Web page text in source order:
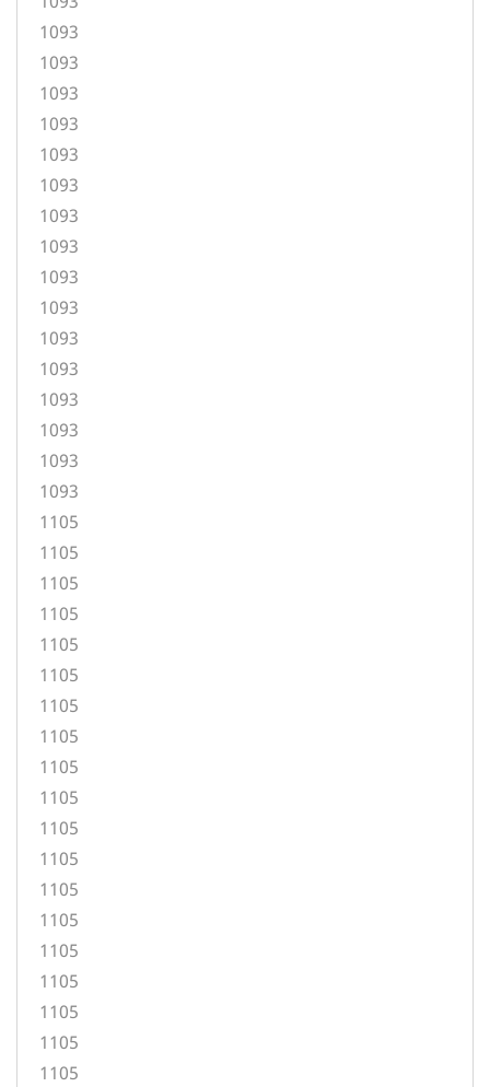
1093
1093
1093
1093
1093
1093
1093
1093
1093
1093
1093
1093
1093
1093
1093
1093
1105
1105
1105
1105
1105
1105
1105
1105
1105
1105
1105
1105
1105
1105
1105
1105
1105
1105
1105